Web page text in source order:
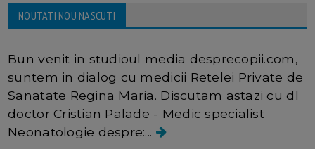
NOUTATI NOU NASCUTIInterviu Cristian Palade
Bun venit in studioul media desprecopii.com,
suntem in dialog cu medicii Retelei Private de
Sanatate Regina Maria. Discutam astazi cu dl
doctor Cristian Palade - Medic specialist
Neonatologie despre:...